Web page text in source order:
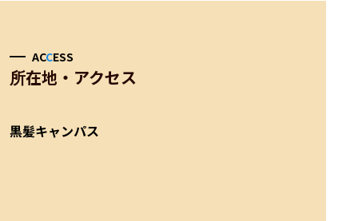
ACCESS
所在地・アクセス
黒髪キャンパス